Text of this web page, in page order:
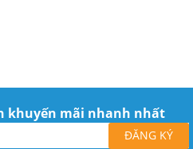
khuyến mãi nhanh nhất